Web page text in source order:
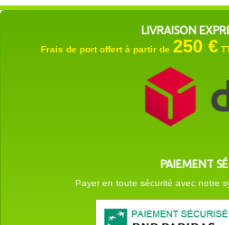
LIVRAISON
Frais de port offert à partir de 250 €
PAIEMENT
Payer en toute sécurité avec notre